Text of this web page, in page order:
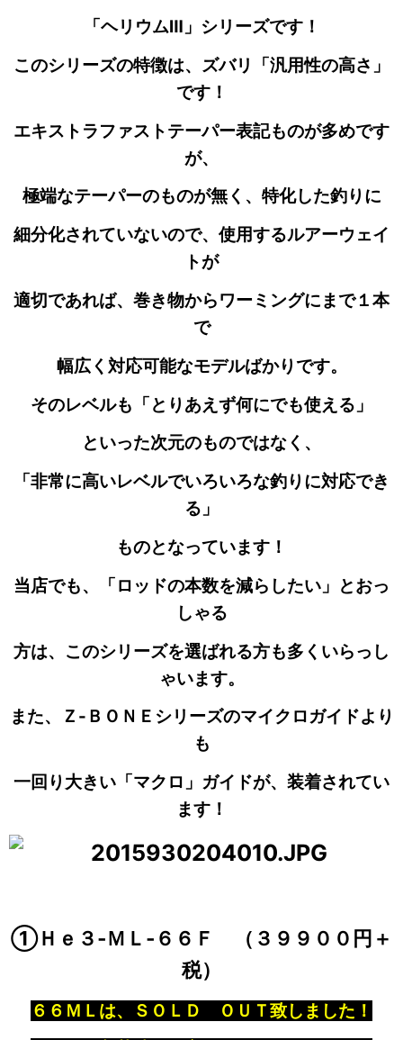
「ヘリウムⅢ」シリーズです！
このシリーズの特徴は、ズバリ「汎用性の高さ」
です！
エキストラファストテーパー表記ものが多めです
が、
極端なテーパーのものが無く、特化した釣りに
細分化されていないので、使用するルアーウェイ
トが
適切であれば、巻き物からワーミングにまで１本
で
幅広く対応可能なモデルばかりです。
そのレベルも 「とりあえず何にでも使える」
といった次元のものではなく、
「非常に高いレベルでいろいろな釣りに対応でき
る」
ものとなっています！
当店でも、「ロッドの本数を減らしたい」とおっ
しゃる
方は、このシリーズを選ばれる方も多くいらっし
ゃいます。
また、Ｚ-ＢＯＮＥシリーズのマイクロガイドより
も
一回り大きい「マクロ」ガイドが、装着されてい
ます！
①Ｈｅ３‐ＭＬ‐６６Ｆ （３９９００円＋
税）
６６ＭＬは、ＳＯＬＤ ＯＵＴ致しました！